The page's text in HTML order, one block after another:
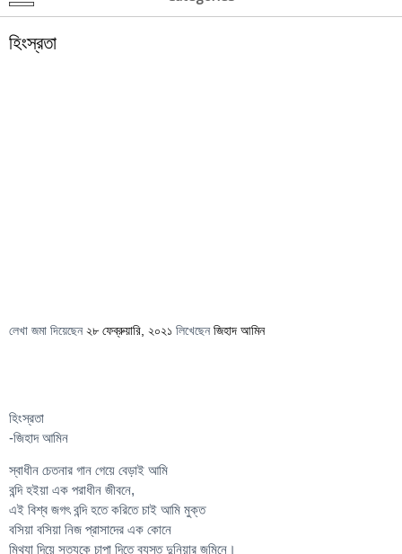
হিংস্রতা
লেখা জমা দিয়েছেন ২৮ ফেব্রুয়ারি, ২০২১ লিখেছেন জিহাদ আমিন
হিংস্রতা
-জিহাদ আমিন
স্বাধীন চেতনার গান গেয়ে বেড়াই আমি
বন্দি হইয়া এক পরাধীন জীবনে,
এই বিশ্ব জগৎ বন্দি হতে করিতে চাই আমি মুক্ত
বসিয়া বসিয়া নিজ প্রাসাদের এক কোনে
মিথ্যা দিয়ে সত্যকে চাপা দিতে ব্যস্ত দুনিয়ার জমিনে।